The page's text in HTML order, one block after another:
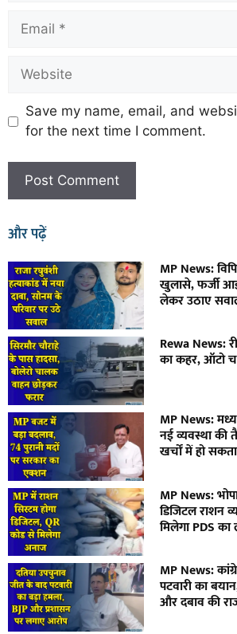
Save my name, email, and
for the next time I comment.
और पढ़ें
MP News:
खुलासे, फर्जी
लेकर उठाए
Rewa News:
का कहर, ऑटो
MP News:
नई व्यवस्था की
खर्चों में हो
MP News:
डिजिटल राशन
मिलेगा PDS का
MP News:
पटवारी का
और दबाव की